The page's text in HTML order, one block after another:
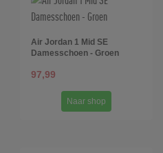
Air Jordan 1 Mid SE
Damesschoen - Groen
97,99
Naar shop